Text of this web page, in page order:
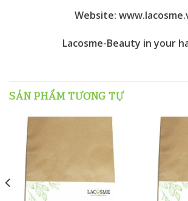
Website:
Lacosme-Beauty in your
SẢN PHẨM TƯƠNG TỰ